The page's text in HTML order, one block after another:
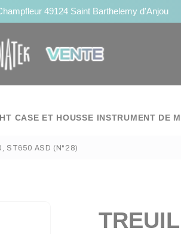
49124 Saint Barthelemy d'Anjou
CASE ET HOUSSE INSTRUMENT DE
ST650 ASD (N°28)